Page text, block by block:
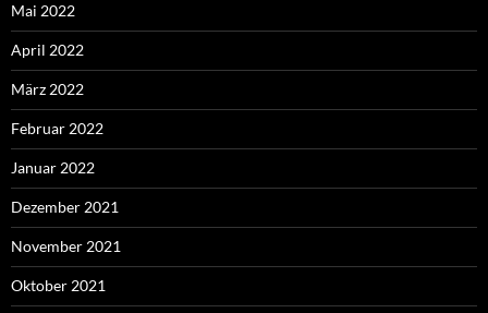
Mai 2022
April 2022
März 2022
Februar 2022
Januar 2022
Dezember 2021
November 2021
Oktober 2021